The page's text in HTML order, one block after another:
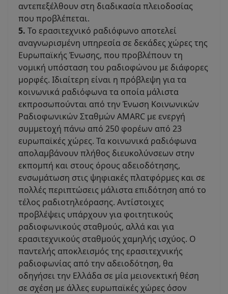
αντεπεξέλθουν στη διαδικασία πλειοδοσίας
που προβλέπεται.
5. Το ερασιτεχνικό ραδιόφωνο αποτελεί
αναγνωρισμένη υπηρεσία σε δεκάδες χώρες της
Ευρωπαϊκής Ένωσης, που προβλέπουν τη
νομική υπόσταση του ραδιοφώνου με διάφορες
μορφές. Ιδιαίτερη είναι η πρόβλεψη για τα
κοινωνικά ραδιόφωνα τα οποία μάλιστα
εκπροσωπούνται από την Ένωση Κοινωνικών
Ραδιοφωνικών Σταθμών AMARC με ενεργή
συμμετοχή πάνω από 250 φορέων από 23
ευρωπαϊκές χώρες. Τα κοινωνικά ραδιόφωνα
απολαμβάνουν πλήθος διευκολύνσεων στην
εκπομπή και στους όρους αδειοδότησης,
ενσωμάτωση στις ψηφιακές πλατφόρμες και σε
πολλές περιπτώσεις μάλιστα επιδότηση από το
τέλος ραδιοτηλεόρασης. Αντίστοιχες
προβλέψεις υπάρχουν για φοιτητικούς
ραδιοφωνικούς σταθμούς, αλλά και για
ερασιτεχνικούς σταθμούς χαμηλής ισχύος. Ο
παντελής αποκλεισμός της ερασιτεχνικής
ραδιοφωνίας από την αδειοδότηση, θα
οδηγήσει την Ελλάδα σε μία μειονεκτική θέση
σε σχέση με άλλες ευρωπαϊκές χώρες όσον